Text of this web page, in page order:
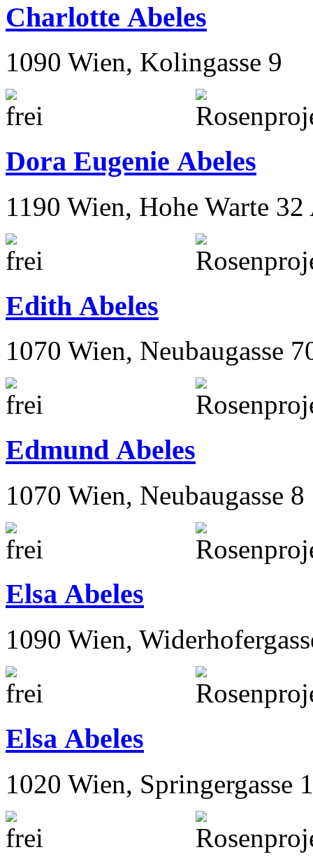
Charlotte Abeles
1090 Wien, Kolingasse 9
Dora Eugenie Abeles
1190 Wien, Hohe Warte
Edith Abeles
1070 Wien, Neubaugasse
Edmund Abeles
1070 Wien, Neubaugasse 8
Elsa Abeles
1090 Wien,
Elsa Abeles
1020 Wien, Springergasse